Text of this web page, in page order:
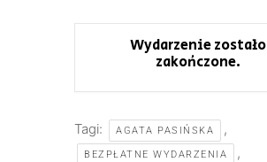
Wydarzenie zostało
zakończone.
Tagi: AGATA PASIŃSKA ,
BEZPŁATNE WYDARZENIA ,